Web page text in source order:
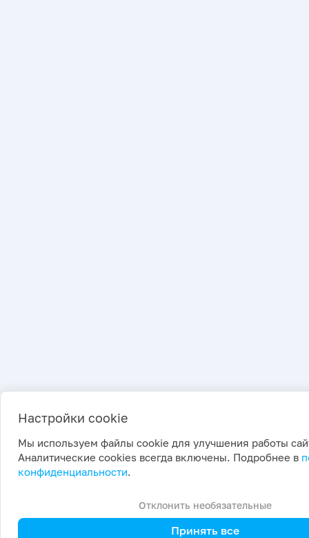
Настройки cookie
Мы используем файлы cookie для улучшения работы
Аналитические cookies всегда включены. Подробнее в
конфиденциальности.
Отклонить необязательные
Принять все